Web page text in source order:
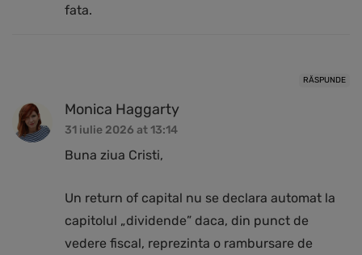
fata.
RĂSPUNDE
Monica Haggarty
31 iulie 2026 at 13:14
Buna ziua Cristi,
Un return of capital nu se declara automat la
capitolul „dividende” daca, din punct de
vedere fiscal, reprezinta o rambursare de